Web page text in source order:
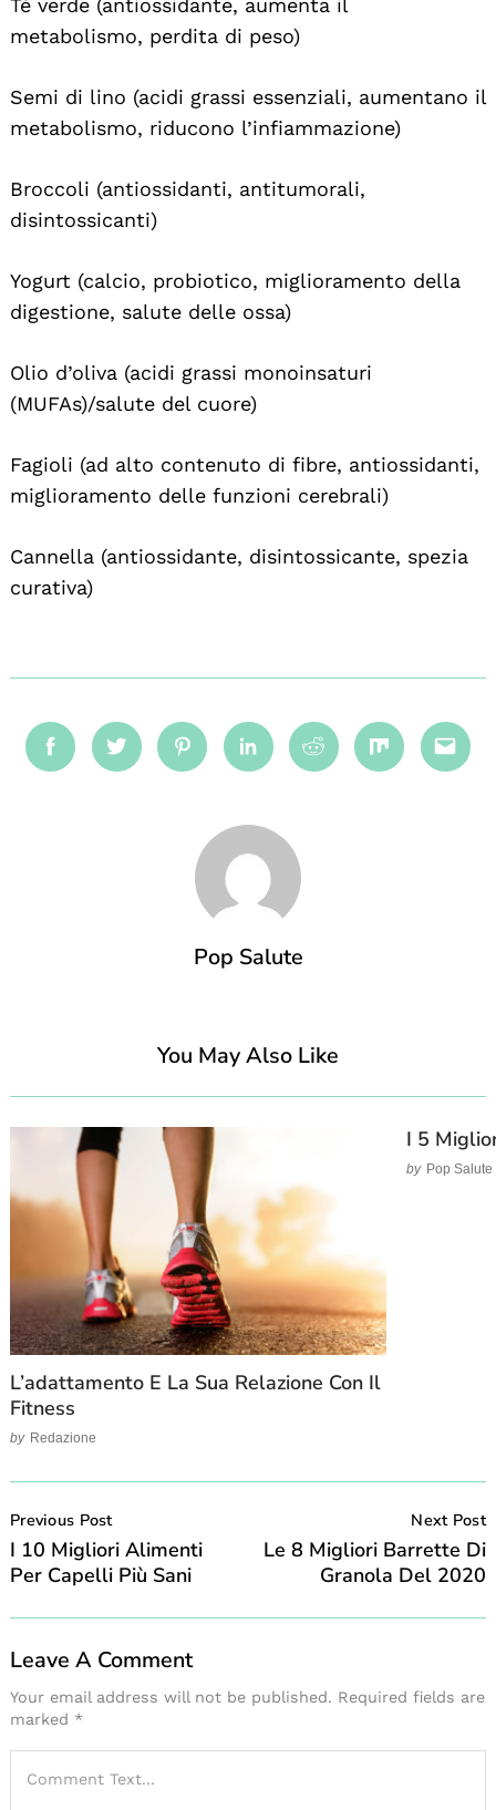
Tè verde (antiossidante, aumenta il
metabolismo, perdita di peso)
Semi di lino (acidi grassi essenziali, aumentano il
metabolismo, riducono l’infiammazione)
Broccoli (antiossidanti, antitumorali,
disintossicanti)
Yogurt (calcio, probiotico, miglioramento della
digestione, salute delle ossa)
Olio d’oliva (acidi grassi monoinsaturi
(MUFAs)/salute del cuore)
Fagioli (ad alto contenuto di fibre, antiossidanti,
miglioramento delle funzioni cerebrali)
Cannella (antiossidante, disintossicante, spezia
curativa)
FacebookTwitterPinterestLinkedinRedditMix
Pop Salute
You May Also Like
L’adattamento E La Sua Relazione Con Il
Fitness
by Redazione
I 5
by Pop Salute
Navigation
Previous Post
I 10 Migliori Alimenti
Per Capelli Più Sani
Next Post
Le 8 Migliori Barrette Di
Granola Del 2020
Leave A Comment
Your email address will not be published. Required fields are
marked *